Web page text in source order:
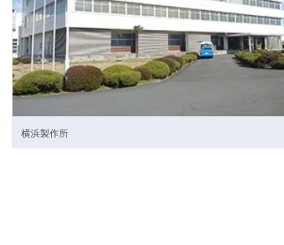
横浜製作所